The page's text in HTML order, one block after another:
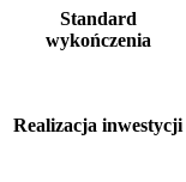
Standard
wykończenia
Realizacja inwestycji